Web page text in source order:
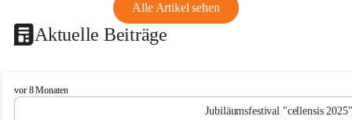
Alle Artikel sehen
Aktuelle Beiträge
C
e
vor 8 Monaten
Jubiläumsfestival "cellensis